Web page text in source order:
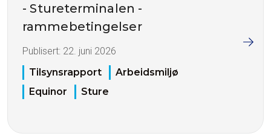
- Stureterminalen -
rammebetingelser
Publisert: 22. juni 2026
Tilsynsrapport
Arbeidsmiljø
Equinor
Sture